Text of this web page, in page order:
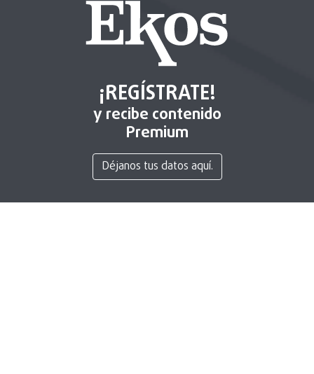
¡REGÍSTRATE!
y recibe contenido
Premium
Déjanos tus datos aquí.